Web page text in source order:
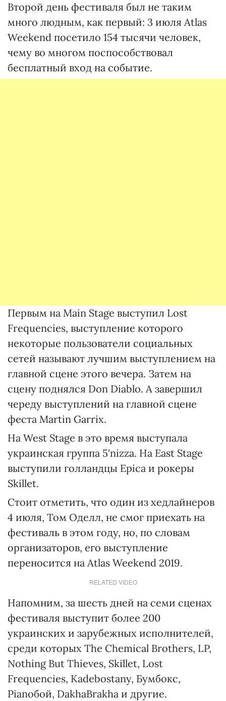
Второй день фестиваля был не таким
много людным, как первый: 3 июля Atlas
Weekend посетило 154 тысячи человек,
чему во многом поспособствовал
бесплатный вход на событие.
Первым на Main Stage выступил Lost
Frequencies, выступление которого
некоторые пользователи социальных
сетей называют лучшим выступлением на
главной сцене этого вечера. Затем на
сцену поднялся Don Diablo. А завершил
череду выступлений на главной сцене
феста Martin Garrix.
На West Stage в это время выступала
украинская группа 5'nizza. На East Stage
выступили голландцы Epica и рокеры
Skillet.
Стоит отметить, что один из хедлайнеров
4 июля, Том Оделл, не смог приехать на
фестиваль в этом году, но, по словам
организаторов, его выступление
переносится на Atlas Weekend 2019.
RELATED VIDEO
Напомним, за шесть дней на семи сценах
фестиваля выступит более 200
украинских и зарубежных исполнителей,
среди которых The Chemical Brothers, LP,
Nothing But Thieves, Skillet, Lost
Frequencies, Kadebostany, Бумбокс,
Pianoбой, DakhaBrakha и другие.